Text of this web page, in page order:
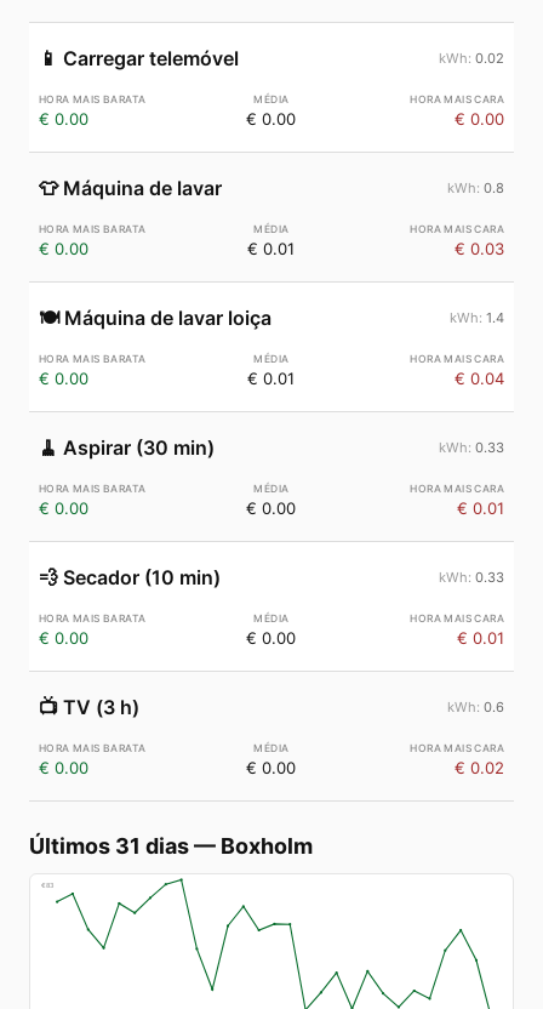
📱 Carregar telemóvel 0.02
€ 0.00 € 0.00 € 0.00
👕 Máquina de lavar 0.8
€ 0.00 € 0.01 € 0.03
🍽️ Máquina de lavar loiça 1.4
€ 0.00 € 0.01 € 0.04
🧹 Aspirar (30 min) 0.33
€ 0.00 € 0.00 € 0.01
💨 Secador (10 min) 0.33
€ 0.00 € 0.00 € 0.01
📺 TV (3 h) 0.6
€ 0.00 € 0.00 € 0.02
Últimos 31 dias— Boxholm
€83